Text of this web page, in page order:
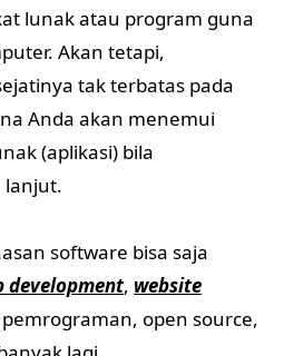
lunak atau program guna
Akan tetapi,
tak terbatas pada
Anda akan menemui
(aplikasi) bila
lanjut.
software bisa saja
development, website
open source,